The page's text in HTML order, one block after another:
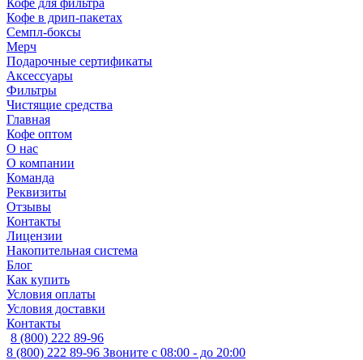
Кофе для фильтра
Кофе в дрип-пакетах
Семпл-боксы
Мерч
Подарочные сертификаты
Аксессуары
Фильтры
Чистящие средства
Главная
Кофе оптом
О нас
О компании
Команда
Реквизиты
Отзывы
Контакты
Лицензии
Накопительная система
Блог
Как купить
Условия оплаты
Условия доставки
Контакты
8 (800) 222 89-96
8 (800) 222 89-96 Звоните с 08:00 - до 20:00